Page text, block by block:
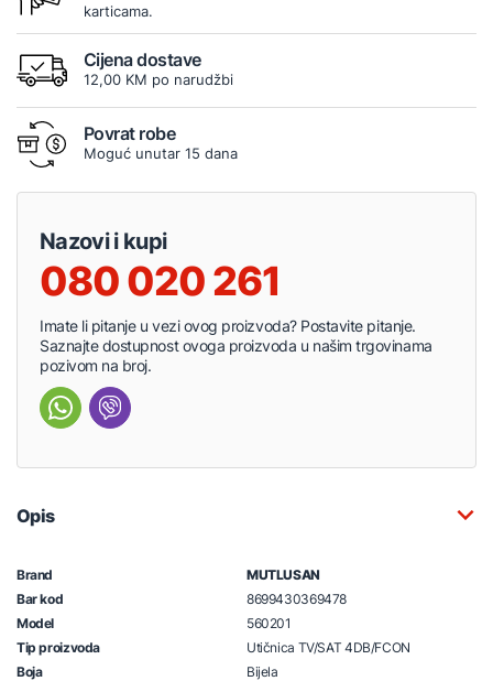
karticama.
Cijena dostave
12,00 KM po narudžbi
Povrat robe
Moguć unutar 15 dana
Nazovi i kupi
080 020 261
Imate li pitanje u vezi ovog proizvoda? Postavite pitanje.
Saznajte dostupnost ovoga proizvoda u našim trgovinama
pozivom na broj.
Opis
Brand
MUTLUSAN
Bar kod
8699430369478
Model
560201
Tip proizvoda
Utičnica TV/SAT 4DB/FCON
Boja
Bijela